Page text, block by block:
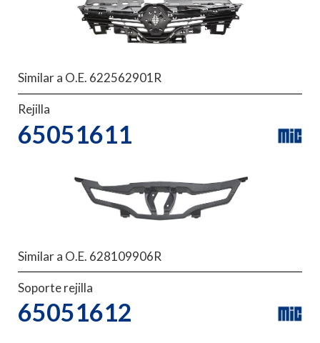
Similar a O.E. 622562901R
Rejilla
65051611
Similar a O.E. 628109906R
Soporte rejilla
65051612